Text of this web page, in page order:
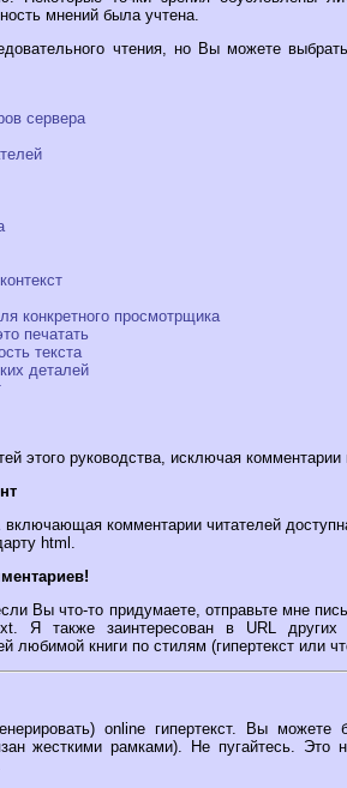
мнений была учтена.
чтения, но Вы можете
сервера
конкретного просмотрщика
печатать
текста
деталей
этого руководства, исключая
включающая комментарии читателей
html.
Вы что-то придумаете, отправьте мне
Я также заинтересован в URL других
любимой книги по стилям (гипертекст или
online гипертекст. Вы можете
жесткими рамками). Не пугайтесь.